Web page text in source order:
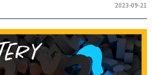
2023-09-21